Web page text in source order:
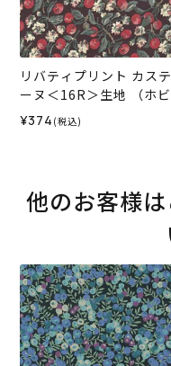
リバティプリント カス
ーヌ＜16R＞生地 （ホ
ラホビーレオリジナル）
¥374 (税込)
他のお客様